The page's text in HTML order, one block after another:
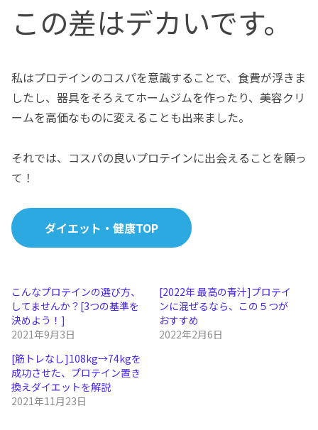
この差はデカいです。
私はプロテインのコスパを意識することで、食費が浮きま
したし、器具をそろえてホームジムを作ったり、美容クリ
ームを高価なものに変えることも出来ました。
それでは、コスパの良いプロテインに出会えることを願っ
て！
ダイエット・健康TOP
こんなプロテインの選び方、
してませんか？[3つの基準を
決めよう！]
2021年9月3日
[2022年 最高の青汁]プロテイ
ンに混ぜるなら、この５つが
おすすめ
2022年2月6日
[筋トレなし]108kg→74kgを
成功させた、プロテイン置き
換えダイエットを解説
2021年11月23日